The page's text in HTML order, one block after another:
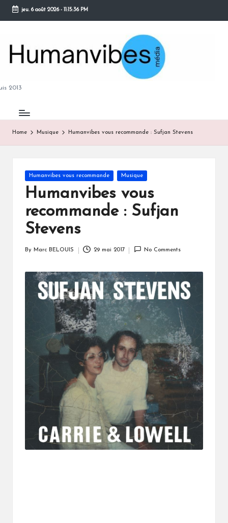
Skip
content
jeu. 6 août 2026- 11:15:37 PM
2013
Home Musique Humanvibes vous recommande : Sufjan Stevens
Posted
in
Humanvibes vous recommande Musique
Humanvibes vous
recommande : Sufjan
Stevens
By Marc BELOUIS 29 mai 2017 No Comments